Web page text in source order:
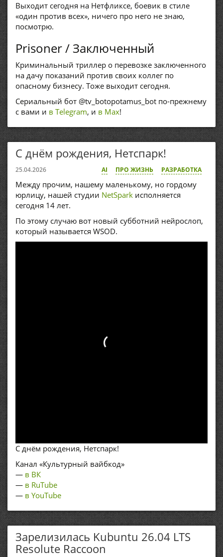
Выходит сегодня на Нетфликсе, боевик в стиле
«один против всех», ничего про него не знаю,
посмотрю.
Prisoner / Заключенный
Криминальный триллер о перевозке заключенного
на дачу показаний против своих коллег по
опасному бизнесу. Тоже выходит сегодня.
Сериальный бот @tv_botopotamus_bot по-прежнему
с вами и в Telegram, и в Max!
С днём рождения, Нетспарк!
25.04.2026 AI ПРО ЖИЗНЬ РАЗРАБОТКА
Между прочим, нашему маленькому, но гордому
юрлицу, нашей студии NetSpark исполняется
сегодня 14 лет.
По этому случаю вот новый субботний нейрослоп,
который называется WSOD.
С днём рождения, Нетспарк!
Канал «Культурный вайбкод»
— в ВК
— в RuTube
— в YouTube
Зарелизилась Kubuntu 26.04 LTS
Resolute Raccoon